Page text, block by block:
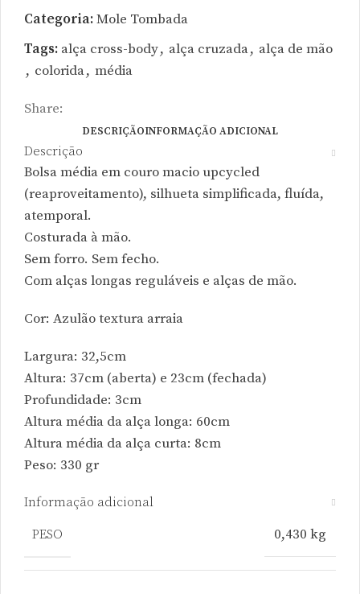
Categoria:Mole Tombada
Tags: alça cross-body, alça cruzada, alça de mão
, colorida, média
Share:
DESCRIÇÃOINFORMAÇÃO ADICIONAL
Descrição
Bolsa média em couro macio upcycled
(reaproveitamento), silhueta simplificada, fluída,
atemporal.
Costurada à mão.
Sem forro. Sem fecho.
Com alças longas reguláveis e alças de mão.
Cor: Azulão textura arraia
Largura: 32,5cm
Altura: 37cm (aberta) e 23cm (fechada)
Profundidade: 3cm
Altura média da alça longa: 60cm
Altura média da alça curta: 8cm
Peso: 330 gr
Informação adicional
PESO 0,430 kg